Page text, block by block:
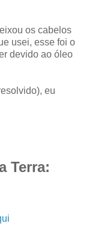
os cabelos
usei, esse foi o
devido ao óleo
eu
Terra: